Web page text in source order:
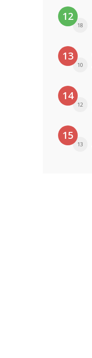
12
18
13
10
14
12
15
13